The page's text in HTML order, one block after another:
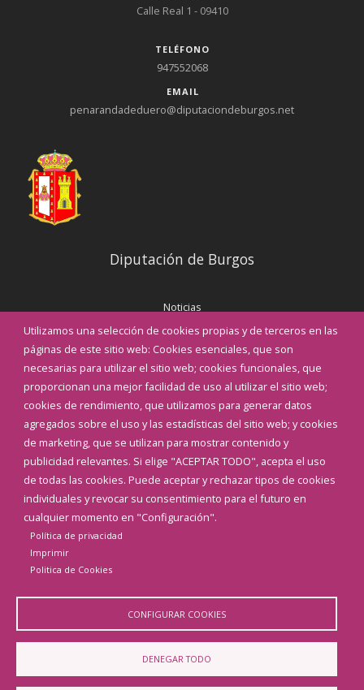
Utilizamos una selección de cookies propias y de terceros en las
páginas de este sitio web: Cookies esenciales, que son
necesarias para utilizar el sitio web; cookies funcionales, que
proporcionan una mejor facilidad de uso al utilizar el sitio web;
cookies de rendimiento, que utilizamos para generar datos
agregados sobre el uso y las estadísticas del sitio web; y cookies
de marketing, que se utilizan para mostrar contenido y
publicidad relevantes. Si elige "ACEPTAR TODO", acepta el uso
de todas las cookies. Puede aceptar y rechazar tipos de cookies
individuales y revocar su consentimiento para el futuro en
cualquier momento en "Configuración".
Política de privacidad
Imprimir
Politica de Cookies
CONFIGURAR COOKIES
DENEGAR TODO
Calle Real 1 - 09410
TELÉFONO
947552068
EMAIL
penarandadeduero@diputaciondeburgos.net
Diputación de Burgos
Noticias
Eventos
Corporación Municipal
Teléfonos de interés
INICIAR SESIÓN
MAPA WEB